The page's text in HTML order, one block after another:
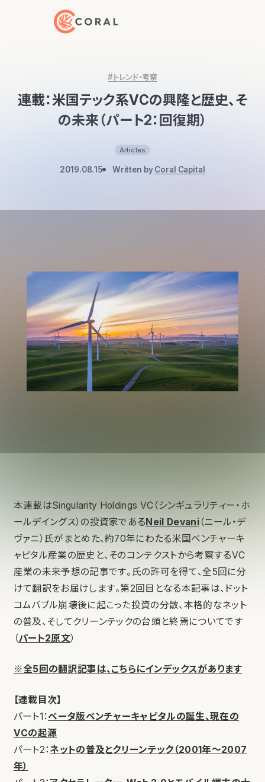
トップページへ戻る
#トレンド・考察
連載：米国テック系VCの興隆と歴史、そ
の未来（パート2：回復期）
Articles
2019.08.15 Written byCoral Capital
本連載はSingularity Holdings VC（シンギュラリティー・ホ
ールデイングス）の投資家であるNeil Devani（ニール・デ
ヴァニ）氏がまとめた、約70年にわたる米国ベンチャーキ
ャピタル産業の歴史と、そのコンテクストから考察するVC
産業の未来予想の記事です。氏の許可を得て、全5回に分
けて翻訳をお届けします。第2回目となる本記事は、ドット
コムバブル崩壊後に起こった投資の分散、本格的なネット
の普及、そしてクリーンテックの台頭と終焉についてです
（パート2原文）
※全5回の翻訳記事は、こちらにインデックスがあります
【連載目次】
パート1：ベータ版ベンチャーキャピタルの誕生、現在の
VCの起源
パート2： ネットの普及とクリーンテック（2001年～2007
年）